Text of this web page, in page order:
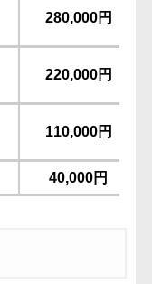
280,000円
220,000円
110,000円
40,000円